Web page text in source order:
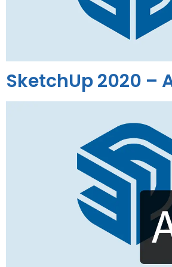
SketchUp 2020 –